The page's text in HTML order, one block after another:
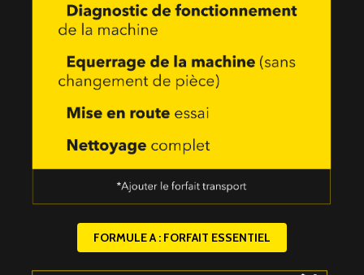
FORMULE A : FORFAIT ESSENTIEL